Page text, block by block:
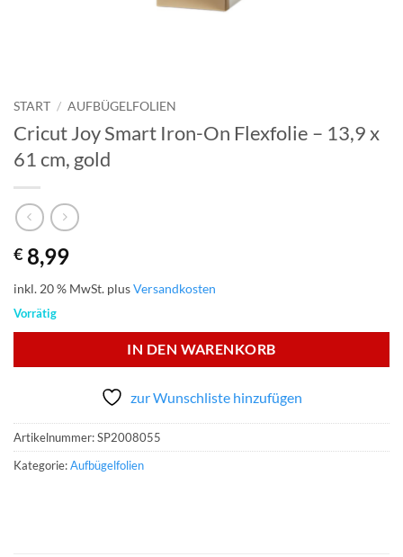
START / AUFBÜGELFOLIEN
Cricut Joy Smart Iron-On Flexfolie – 13,9 x
61 cm, gold
€ 8,99
inkl. 20 % MwSt. plusVersandkosten
Vorrätig
IN DEN WARENKORB
zur Wunschliste hinzufügen
Artikelnummer:SP2008055
Kategorie:Aufbügelfolien